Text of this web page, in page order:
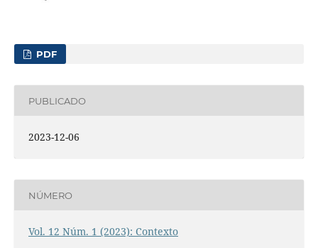
PDF
PUBLICADO
2023-12-06
NÚMERO
Vol. 12 Núm. 1 (2023): Contexto